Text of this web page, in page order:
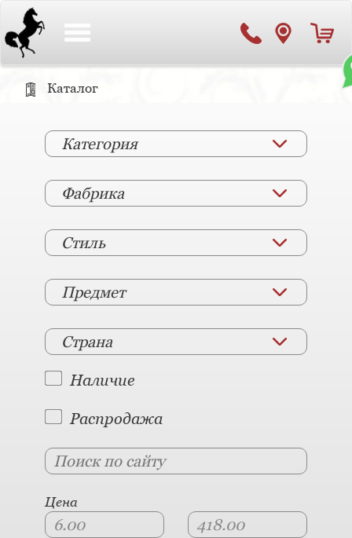
Каталог
Категория
Фабрика
Стиль
Предмет
Страна
Наличие
Распродажа
Цена